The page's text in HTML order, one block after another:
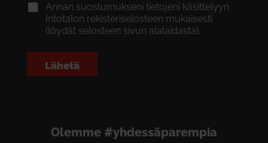
Annan suostumukseni tietojeni käsittelyyn
Intotalon rekisteriselosteen mukaisesti
(löydät selosteen sivun alalaidasta).
Lähetä
Olemme #yhdessäparempia